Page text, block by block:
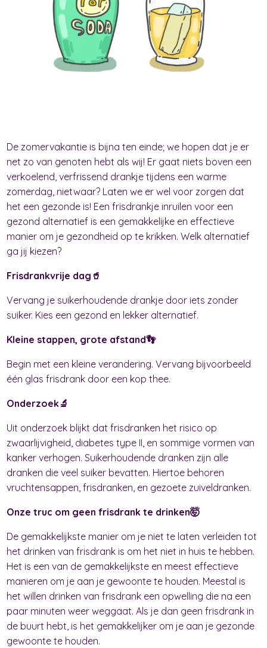
De zomervakantie is bijna ten einde; we hopen dat je er
net zo van genoten hebt als wij! Er gaat niets boven een
verkoelend, verfrissend drankje tijdens een warme
zomerdag, nietwaar? Laten we er wel voor zorgen dat
het een gezonde is! Een frisdrankje inruilen voor een
gezond alternatief is een gemakkelijke en effectieve
manier om je gezondheid op te krikken. Welk alternatief
ga jij kiezen?
Frisdrankvrije dag🥤
Vervang je suikerhoudende drankje door iets zonder
suiker. Kies een gezond en lekker alternatief.
Kleine stappen, grote afstand👣
Begin met een kleine verandering. Vervang bijvoorbeeld
één glas frisdrank door een kop thee.
Onderzoek🔬
Uit onderzoek blijkt dat frisdranken het risico op
zwaarlijvigheid, diabetes type II, en sommige vormen van
kanker verhogen. Suikerhoudende dranken zijn alle
dranken die veel suiker bevatten. Hiertoe behoren
vruchtensappen, frisdranken, en gezoete zuiveldranken.
Onze truc om geen frisdrank te drinken🤯
De gemakkelijkste manier om je niet te laten verleiden tot
het drinken van frisdrank is om het niet in huis te hebben.
Het is een van de gemakkelijkste en meest effectieve
manieren om je aan je gewoonte te houden. Meestal is
het willen drinken van frisdrank een opwelling die na een
paar minuten weer weggaat. Als je dan geen frisdrank in
de buurt hebt, is het gemakkelijker om je aan je gezonde
gewoonte te houden.